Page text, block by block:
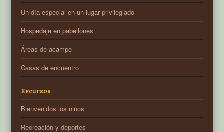
Un día especial en un lugar privilegiado
Hospedaje en pabellones
Áreas de acampe
Casas de encuentro
Recursos
Bienvenidos los niños
Recreación y deportes